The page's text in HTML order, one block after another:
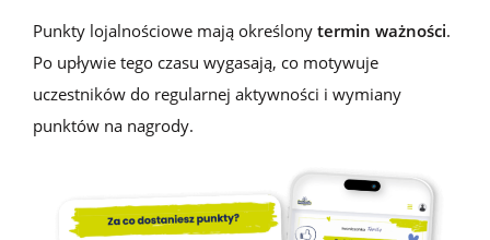
Punkty lojalnościowe mają określony termin ważności.
Po upływie tego czasu wygasają, co motywuje
uczestników do regularnej aktywności i wymiany
punktów na nagrody.